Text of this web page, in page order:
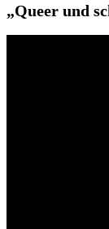
„Queer und